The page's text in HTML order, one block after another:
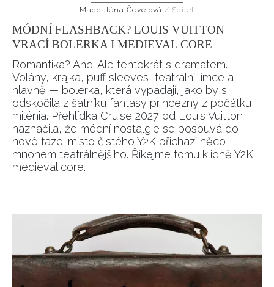
Magdaléna Čevelová / Sdílet
MÓDNÍ FLASHBACK? LOUIS VUITTON
VRACÍ BOLERKA I MEDIEVAL CORE
Romantika? Ano. Ale tentokrát s dramatem.
Volány, krajka, puff sleeves, teatrální límce a
hlavně — bolerka, která vypadají, jako by si
odskočila z šatníku fantasy princezny z počátku
milénia. Přehlídka Cruise 2027 od Louis Vuitton
naznačila, že módní nostalgie se posouvá do
nové fáze: místo čistého Y2K přichází něco
mnohem teatrálnějšího. Říkejme tomu klidně Y2K
medieval core.